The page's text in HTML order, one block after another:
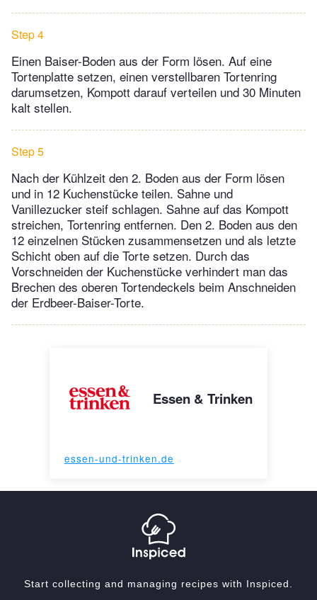
Step 4
Einen Baiser-Boden aus der Form lösen. Auf eine
Tortenplatte setzen, einen verstellbaren Tortenring
darum­setzen, Kompott darauf verteilen und 30 Minuten
kalt stellen.
Step 5
Nach der Kühlzeit den 2. Boden aus der Form lösen
und in 12 Kuchenstücke teilen. Sahne und
Vanillezucker steif schlagen. Sahne auf das Kompott
streichen, Tortenring entfernen. Den 2. Boden aus den
12 einzelnen Stücken zusammensetzen und als letzte
Schicht oben auf die Torte setzen. Durch das
Vorschneiden der Kuchenstücke verhindert man das
Brechen des oberen Tortendeckels beim Anschneiden
der Erdbeer-Baiser-Torte.
Essen & Trinken
essen-und-trinken.de
Start collecting and managing recipes with Inspiced.